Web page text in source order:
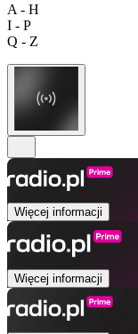
A - H
I - P
Q - Z
Więcej informacji
Więcej informacji